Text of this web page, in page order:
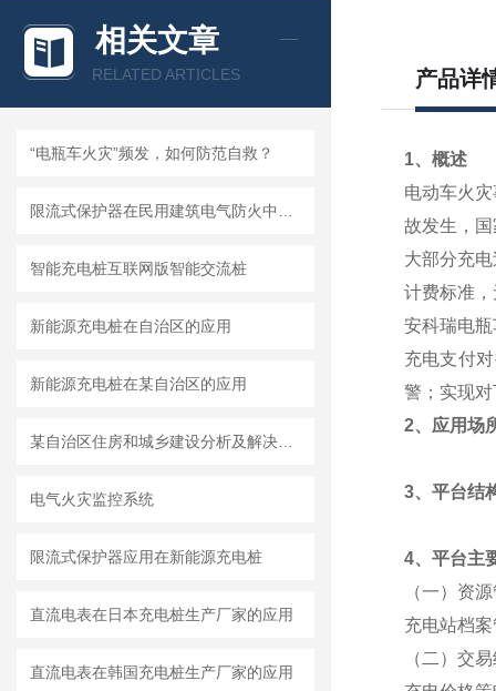
相关文章
RELATED ARTICLES
“电瓶车火灾”频发，如何防范自救？
智能充电桩互联网版智能交流桩
新能源充电桩在自治区的应用
新能源充电桩在某自治区的应用
电气火灾监控系统
限流式保护器应用在新能源充电桩
直流电表在日本充电桩生产厂家的应用
直流电表在韩国充电桩生产厂家的应用
产品详
1、 概述
电动车火
故发生，
大部分充
计费标准
安科瑞电
充电支付
警 ；实现
2、应用场
3、平台结
4、平台主
（一） 资
充电站档
（二） 交易